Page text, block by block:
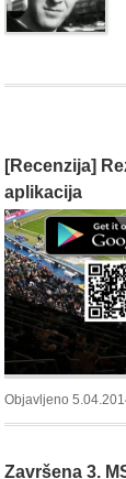
[Recenzija]
aplikacija
Objavljeno
Završena 3.